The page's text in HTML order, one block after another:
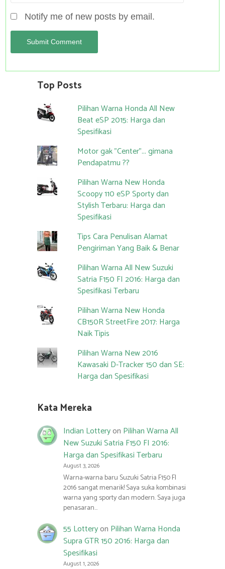
Notify me of new posts by email.
Top Posts
Pilihan Warna Honda All New
Beat eSP 2015: Harga dan
Spesifikasi
Motor gak "Center"... gimana
Pendapatmu ??
Pilihan Warna New Honda
Scoopy 110 eSP Sporty dan
Stylish Terbaru: Harga dan
Spesifikasi
Tips Cara Penulisan Alamat
Pengiriman Yang Baik & Benar
Pilihan Warna All New Suzuki
Satria F150 FI 2016: Harga dan
Spesifikasi Terbaru
Pilihan Warna New Honda
CB150R StreetFire 2017: Harga
Naik Tipis
Pilihan Warna New 2016
Kawasaki D-Tracker 150 dan SE:
Harga dan Spesifikasi
Kata Mereka
Indian Lotteryon Pilihan Warna All
New Suzuki Satria F150 FI 2016:
Harga dan Spesifikasi Terbaru
August 3, 2026
Warna-warna baru Suzuki Satria F150 FI
2016 sangat menarik! Saya suka kombinasi
warna yang sporty dan modern. Saya juga
penasaran…
55 Lotteryon Pilihan Warna Honda
Supra GTR 150 2016: Harga dan
Spesifikasi
August 1, 2026